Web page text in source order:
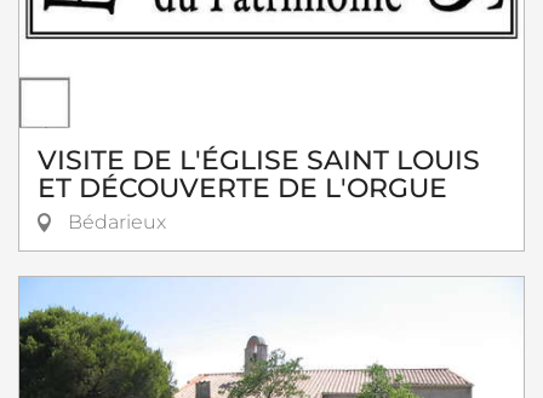
VISITE DE L'ÉGLISE SAINT LOUIS
ET DÉCOUVERTE DE L'ORGUE
Bédarieux